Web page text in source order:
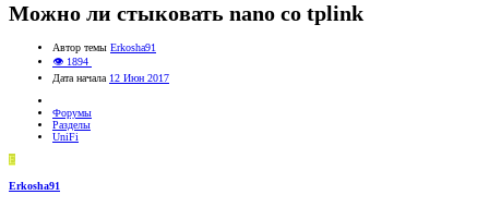
Можно ли стыковать nano со tplink
Автор темы Erkosha91
👁 1894
Дата начала 12 Июн 2017
Форумы
Разделы
UniFi
E
Erkosha91